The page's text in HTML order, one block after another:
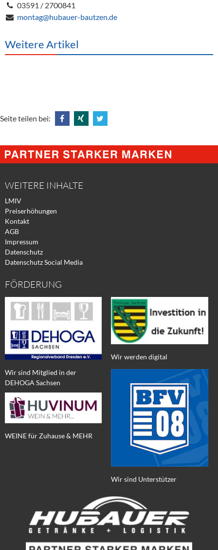
03591 / 2700841
montag@hubauer-bautzen.de
Weitere Artikel
Seite teilen bei:
@
Facebook
@
Xing
@
Twitter
WEITERE INHALTE
LMIV
Preiserhöhungen
Kontakt
AGB
Impressum
Datenschutz
Datenschutz Social Media
FÖRDERUNG
Wir sind Mitglied in der
DEHOGA Sachsen
WEINE für Zuhause & MEHR
Wir werden digital
Wir sind Unterstützer